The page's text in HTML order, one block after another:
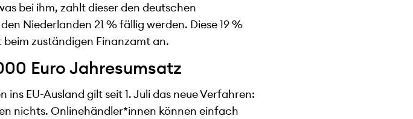
bei ihm, zahlt dieser den deutschen
Niederlanden 21 % fällig werden. Diese 19 %
zuständigen Finanzamt an.
Euro Jahresumsatz
EU-Ausland gilt seit 1. Juli das neue Verfahren:
nichts. Onlinehändler*innen können einfach